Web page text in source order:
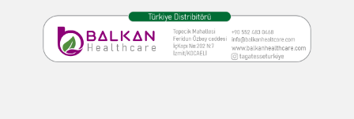
finir par être mentir fondamentalement a
affirmé que ils tous super correspond
(vraiment pas care and attention si OkC